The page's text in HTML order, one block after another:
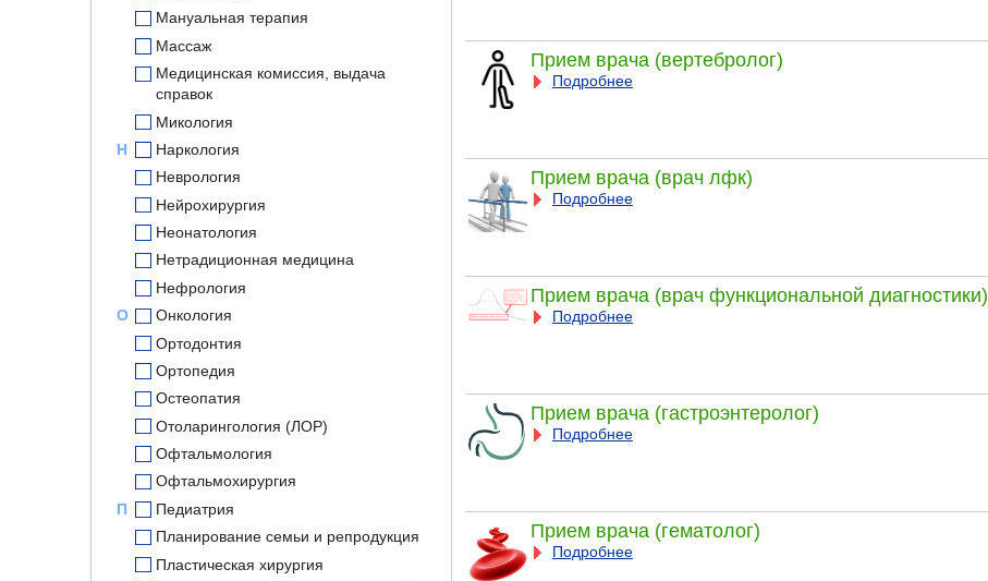
Мануальная терапия
Массаж
Медицинская комиссия, выдача
справок
Микология
Н
Наркология
Неврология
Нейрохирургия
Неонатология
Нетрадиционная медицина
Нефрология
О
Онкология
Ортодонтия
Ортопедия
Остеопатия
Отоларингология (ЛОР)
Офтальмология
Офтальмохирургия
П
Педиатрия
Планирование семьи и репродукция
Пластическая хирургия
Прием врача (вертебролог)
Подробнее
Прием врача (врач лфк)
Подробнее
Прием врача (врач функциональной диагностики)
Подробнее
Прием врача (гастроэнтеролог)
Подробнее
Прием врача (гематолог)
Подробнее